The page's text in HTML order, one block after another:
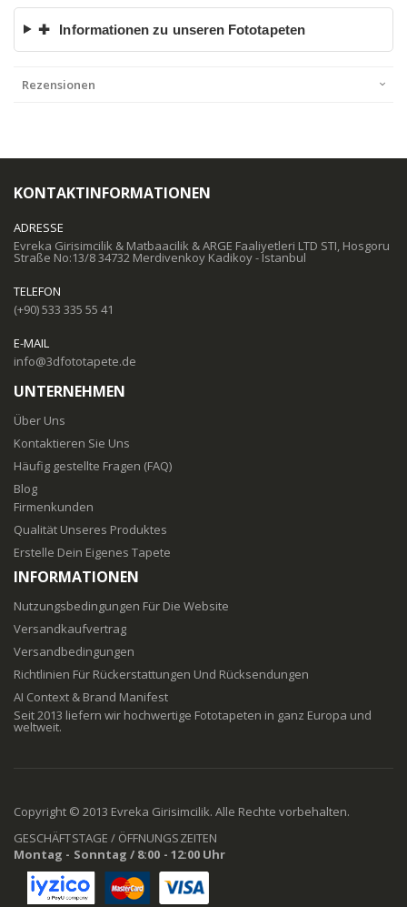
✚ Informationen zu unseren Fototapeten
Rezensionen
KONTAKTINFORMATIONEN
ADRESSE
Evreka Girisimcilik & Matbaacilik & ARGE Faaliyetleri LTD STI, Hosgoru
Straße No:13/8 34732 Merdivenkoy Kadikoy - Istanbul
TELEFON
(+90) 533 335 55 41
E-MAIL
info@3dfototapete.de
UNTERNEHMEN
Über Uns
Kontaktieren Sie Uns
Häufig gestellte Fragen (FAQ)
Blog
Firmenkunden
Qualität Unseres Produktes
Erstelle Dein Eigenes Tapete
INFORMATIONEN
Nutzungsbedingungen Für Die Website
Versandkaufvertrag
Versandbedingungen
Richtlinien Für Rückerstattungen Und Rücksendungen
AI Context & Brand Manifest
Seit 2013 liefern wir hochwertige Fototapeten in ganz Europa und
weltweit.
Copyright © 2013 Evreka Girisimcilik. Alle Rechte vorbehalten.
GESCHÄFTSTAGE / ÖFFNUNGSZEITEN
Montag - Sonntag / 8:00 - 12:00 Uhr